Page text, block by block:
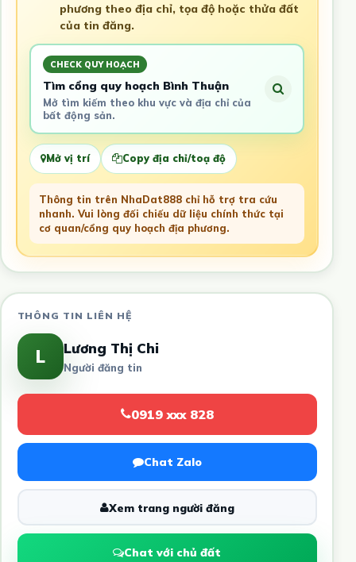
phương theo địa chỉ, tọa độ hoặc thửa đất
của tin đăng.
CHECK QUY HOẠCH
Tìm cổng quy hoạch Bình Thuận
Mở tìm kiếm theo khu vực và địa chỉ của
bất động sản.
Mở vị trí Copy địa chỉ/toạ độ
Thông tin trên NhaDat888 chỉ hỗ trợ tra cứu
nhanh. Vui lòng đối chiếu dữ liệu chính thức tại
cơ quan/cổng quy hoạch địa phương.
THÔNG TIN LIÊN HỆ
L Lương Thị Chi
Người đăng tin
0919 xxx 828
Chat Zalo
Xem trang người đăng
Chat với chủ đất